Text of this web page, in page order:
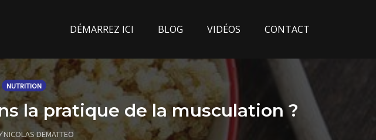
DÉMARREZ ICI BLOG VIDÉOS CONTACT
NUTRITION
la pratique de la musculation ?
NICOLAS DEMATTEO